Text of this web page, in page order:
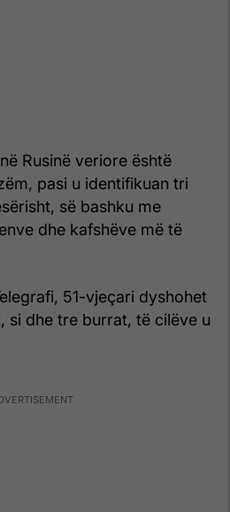
Rusinë veriore është
pasi u identifikuan tri
së bashku me
dhe kafshëve më të
51-vjeçari dyshohet
si dhe tre burrat, të cilëve u